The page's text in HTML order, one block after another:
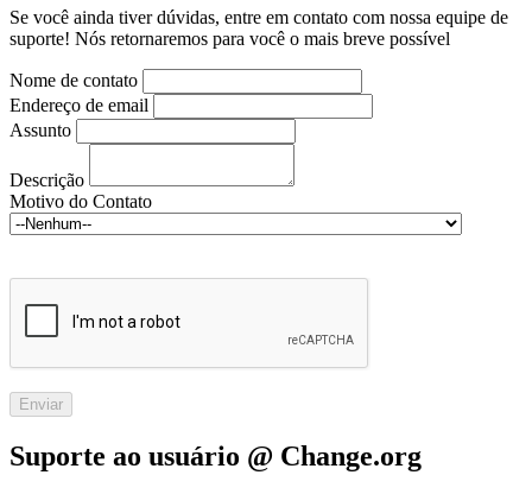
Se você ainda tiver dúvidas, entre em contato com nossa equipe de
suporte! Nós retornaremos para você o mais breve possível
Nome de contato
Endereço de email
Assunto
Descrição
Motivo do Contato
Suporte ao usuário @ Change.org